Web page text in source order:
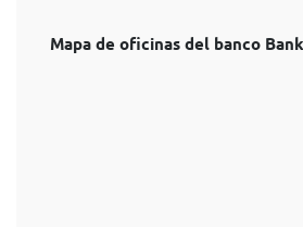
Mapa de oficinas del banco